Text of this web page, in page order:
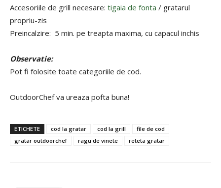
Accesoriile de grill necesare: tigaia de fonta / gratarul
propriu-zis
Preincalzire: 5 min. pe treapta maxima, cu capacul inchis
Observatie:
Pot fi folosite toate categoriile de cod.
OutdoorChef va ureaza pofta buna!
ETICHETE cod la gratar cod la grill
file de cod
gratar outdoorchef
ragu de vinete reteta gratar